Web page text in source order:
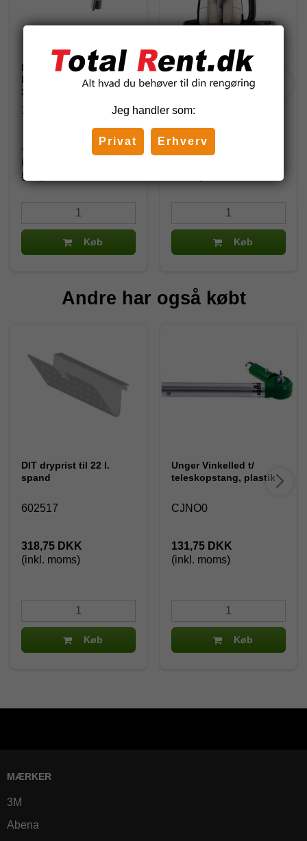
Nilfisk
Parketmundstykke grå
350 mm. Ø32 Originalt
107413080
556,25 DKK
472,81 DKK
(inkl. moms)
Køb
Nilfisk Elite Comfort
støvsuger
128350552
2.868,75 DKK
Køb
Andre har også købt
DIT dryprist til 22 l.
spand
602517
318,75 DKK
(inkl. moms)
Køb
Unger Vinkelled t/
teleskopstang, plastik
CJNO0
131,75 DKK
(inkl. moms)
Køb
MÆRKER
3M
Abena
Jeg handler som:
Privat Erhverv